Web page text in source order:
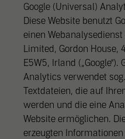
Google (Universal)
Diese Website benutzt
einen Webanalysedienst
Limited, Gordon House,
E5W5, Irland („Google“).
Analytics verwendet
Textdateien, die auf
werden und die eine
Website ermöglichen.
erzeugten